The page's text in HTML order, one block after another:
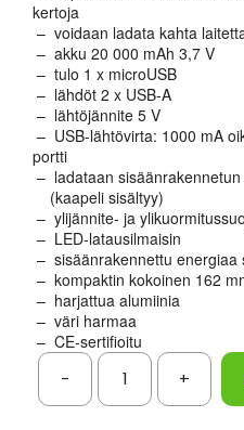
kertoja
– voidaan ladata kahta
– akku 20 000 mAh 3,7 V
– tulo 1 x microUSB
– lähdöt 2 x USB-A
– lähtöjännite 5 V
– USB-lähtövirta: 1000 mA
portti
– ladataan
(kaapeli sisältyy)
– ylijännite- ja
– LED-latausilmaisin
– sisäänrakennettu energiaa
– kompaktin kokoinen 162
– harjattua alumiinia
– väri harmaa
– CE-sertifioitu
- +